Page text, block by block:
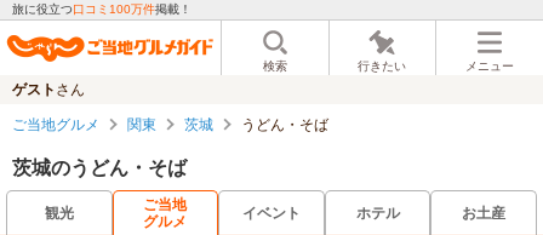
旅に役立つ口コミ100万件掲載！
検索 行きたい メニュー
ゲスト さん
ご当地グルメ 関東 茨城 うどん・そば
茨城のうどん・そば
観光
ご当地
グルメ
イベント ホテル お土産